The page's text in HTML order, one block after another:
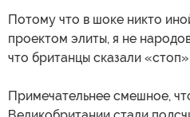
Потому что в шоке никто
проектом элиты, я не
что британцы сказали «стоп».
Примечательнее смешное,